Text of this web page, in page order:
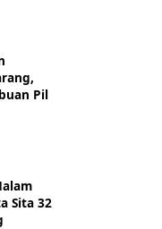
Pil
Sita 32